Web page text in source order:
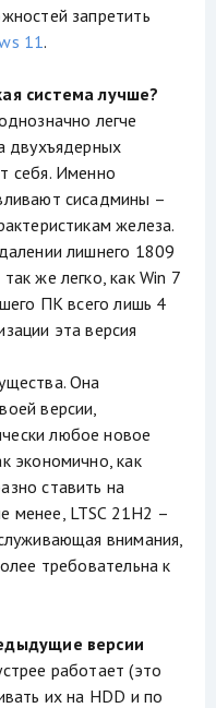
запретить
11.
система лучше?
легче
двухъядерных
себя. Именно
сисадмины –
железа.
лишнего 1809
же легко, как Win 7
ПК всего лишь 4
эта версия
Она
версии,
любое новое
экономично, как
ставить на
LTSC 21H2 –
внимания,
требовательна к
версии
работает (это
их на HDD и по